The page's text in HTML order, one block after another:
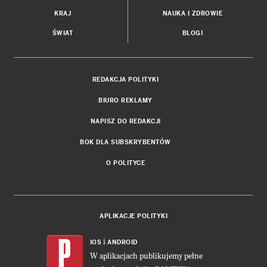
KRAJ
ŚWIAT
NAUKA I ZDROWIE
BLOGI
REDAKCJA POLITYKI
BIURO REKLAMY
NAPISZ DO REDAKCJI
BOK DLA SUBSKRYBENTÓW
O POLITYCE
APLIKACJE POLITYKI
IOS i ANDROID
W aplikacjach publikujemy pełne